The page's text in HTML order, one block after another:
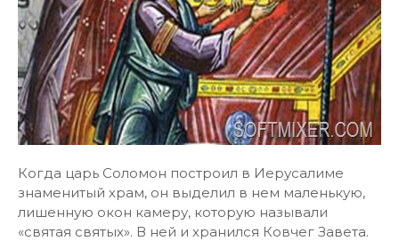
Когда царь Соломон построил в Иерусалиме
знаменитый храм, он выделил в нем маленькую,
лишенную окон камеру, которую называли
«святая святых». В ней и хранился Ковчег Завета.